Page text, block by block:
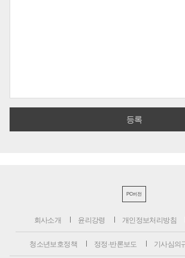
PC버전
회사소개 윤리강령 개인정보처리방침
청소년보호정책 정정·반론보도 기사심의